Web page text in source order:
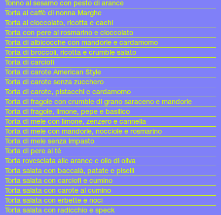
Tonno al sesamo con pesto di arance
Torta al caffè di nonna Marghe
Torta al cioccolato, ricotta e cachi
Torta con pere al rosmarino e cioccolato
Torta di albicocche con mandorle e cardamomo
Torta di broccoli, ricotta e crumble salato
Torta di carciofi
Torta di carote American Style
Torta di carote senza zucchero
Torta di carote, pistacchi e cardamomo
Torta di fragole con crumble di grano saraceno e mandorle
Torta di fragole, limone, pepe e basilico
Torta di mele con limone, zenzero e cannella
Torta di mele con mandorle, nocciole e rosmarino
Torta di mele senza impasto
Torta di pere al té
Torta rovesciata alle arance e olio di oliva
Torta salata con baccalà, patate e piselli
Torta salata con carciofi e cumino
Torta salata con carote al cumino
Torta salata con erbette e noci
Torta salata con radicchio e speck